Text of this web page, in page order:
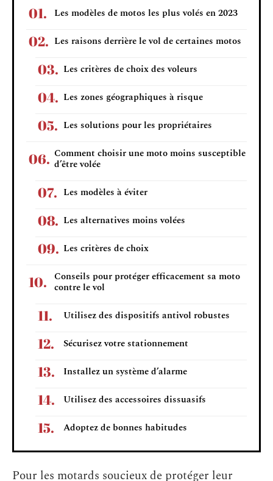
Les modèles de motos les plus volés en 2023
Les raisons derrière le vol de certaines motos
Les critères de choix des voleurs
Les zones géographiques à risque
Les solutions pour les propriétaires
Comment choisir une moto moins susceptible
d’être volée
Les modèles à éviter
Les alternatives moins volées
Les critères de choix
Conseils pour protéger efficacement sa moto
contre le vol
Utilisez des dispositifs antivol robustes
Sécurisez votre stationnement
Installez un système d’alarme
Utilisez des accessoires dissuasifs
Adoptez de bonnes habitudes
Pour les motards soucieux de protéger leur